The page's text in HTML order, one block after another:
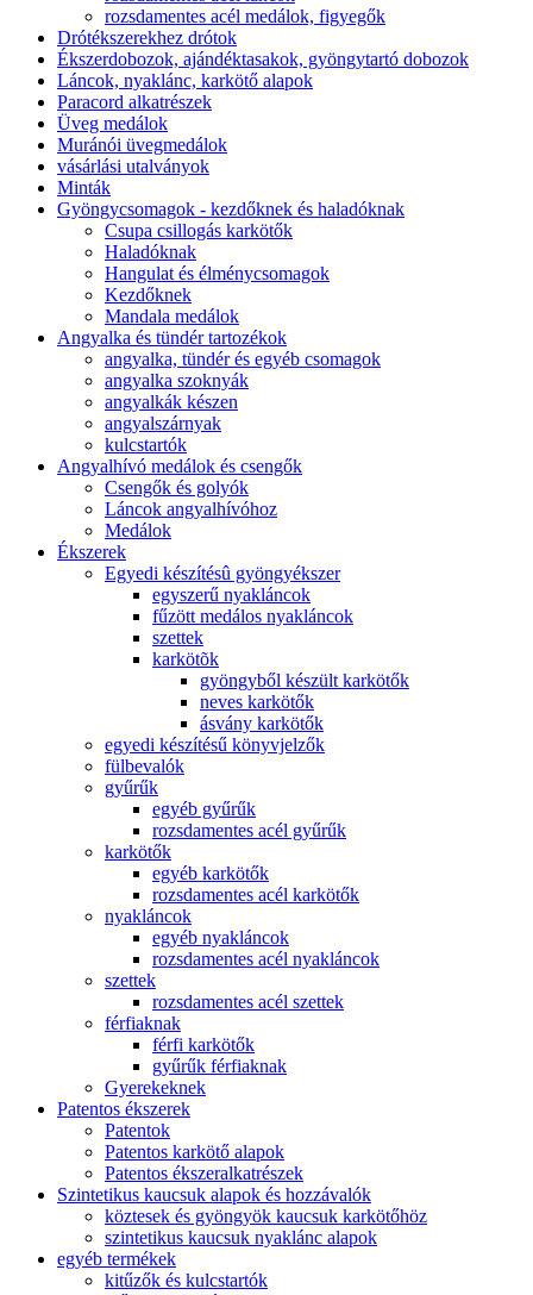
rozsdamentes acél medálok, figyegők
Drótékszerekhez drótok
Ékszerdobozok, ajándéktasakok, gyöngytartó dobozok
Láncok, nyaklánc, karkötő alapok
Paracord alkatrészek
Üveg medálok
Muránói üvegmedálok
vásárlási utalványok
Minták
Gyöngycsomagok - kezdőknek és haladóknak
Csupa csillogás karkötők
Haladóknak
Hangulat és élménycsomagok
Kezdőknek
Mandala medálok
Angyalka és tündér tartozékok
angyalka, tündér és egyéb csomagok
angyalka szoknyák
angyalkák készen
angyalszárnyak
kulcstartók
Angyalhívó medálok és csengők
Csengők és golyók
Láncok angyalhívóhoz
Medálok
Ékszerek
Egyedi készítésû gyöngyékszer
egyszerű nyakláncok
fűzött medálos nyakláncok
szettek
karkötõk
gyöngyből készült karkötők
neves karkötők
ásvány karkötők
egyedi készítésű könyvjelzők
fülbevalók
gyűrűk
egyéb gyűrűk
rozsdamentes acél gyűrűk
karkötők
egyéb karkötők
rozsdamentes acél karkötők
nyakláncok
egyéb nyakláncok
rozsdamentes acél nyakláncok
szettek
rozsdamentes acél szettek
férfiaknak
férfi karkötők
gyűrűk férfiaknak
Gyerekeknek
Patentos ékszerek
Patentok
Patentos karkötő alapok
Patentos ékszeralkatrészek
Szintetikus kaucsuk alapok és hozzávalók
köztesek és gyöngyök kaucsuk karkötőhöz
szintetikus kaucsuk nyaklánc alapok
egyéb termékek
kitűzők és kulcstartók